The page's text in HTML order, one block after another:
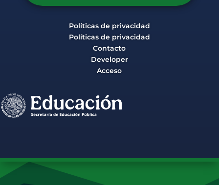
Políticas de privacidad
Políticas de privacidad
Contacto
Developer
Acceso